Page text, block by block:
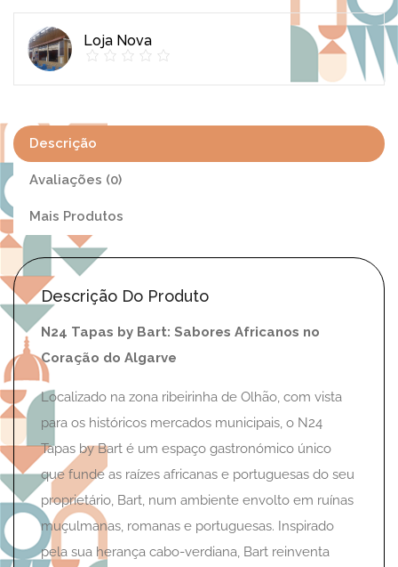
Loja Nova
Descrição
Avaliações (0)
Mais Produtos
Descrição Do Produto
N24 Tapas by Bart: Sabores Africanos no
Coração do Algarve
Localizado na zona ribeirinha de Olhão, com vista
para os históricos mercados municipais, o N24
Tapas by Bart é um espaço gastronómico único
que funde as raízes africanas e portuguesas do seu
proprietário, Bart, num ambiente envolto em ruínas
muçulmanas, romanas e portuguesas. Inspirado
pela sua herança cabo-verdiana, Bart reinventa